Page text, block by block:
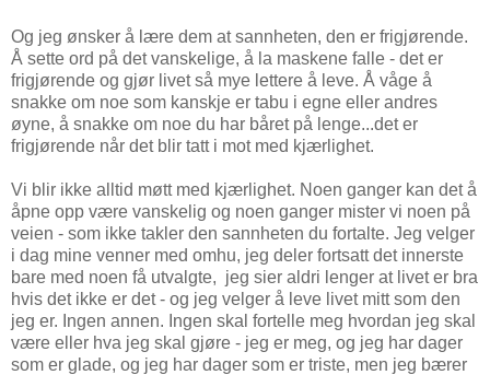
Og jeg ønsker å lære dem at sannheten, den er frigjørende.
Å sette ord på det vanskelige, å la maskene falle - det er
frigjørende og gjør livet så mye lettere å leve. Å våge å
snakke om noe som kanskje er tabu i egne eller andres
øyne, å snakke om noe du har båret på lenge...det er
frigjørende når det blir tatt i mot med kjærlighet.
Vi blir ikke alltid møtt med kjærlighet. Noen ganger kan det å
åpne opp være vanskelig og noen ganger mister vi noen på
veien - som ikke takler den sannheten du fortalte. Jeg velger
i dag mine venner med omhu, jeg deler fortsatt det innerste
bare med noen få utvalgte, jeg sier aldri lenger at livet er bra
hvis det ikke er det - og jeg velger å leve livet mitt som den
jeg er. Ingen annen. Ingen skal fortelle meg hvordan jeg skal
være eller hva jeg skal gjøre - jeg er meg, og jeg har dager
som er glade, og jeg har dager som er triste, men jeg bærer